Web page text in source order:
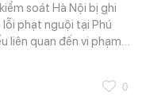
soát Hà Nội bị ghi
phạt nguội tại Phú
liên quan đến vi phạm…
0